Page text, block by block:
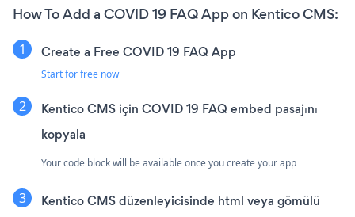
How To Add a COVID 19 FAQ App on Kentico CMS:
Create a Free COVID 19 FAQ App
Start for free now
Kentico CMS için COVID 19 FAQ embed pasajını
kopyala
Your code block will be available once you create your app
Kentico CMS düzenleyicisinde html veya gömülü